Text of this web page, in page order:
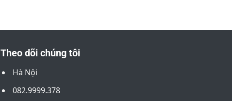
Theo dõi chúng tôi
Hà Nội
082.9999.378